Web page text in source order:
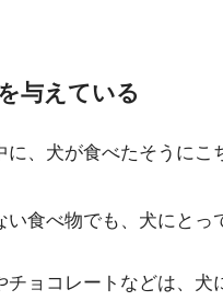
与えている
に、犬が食べたそうに
い食べ物でも、犬にとっ
ョコレートなどは、犬